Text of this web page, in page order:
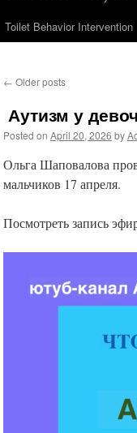
content
Toilet Behavior Intervention
← Older posts
Аутизм у
Posted on April 20, 2026 by
Ольга Шаповалова
мальчиков 17 апреля.
Посмотреть запись